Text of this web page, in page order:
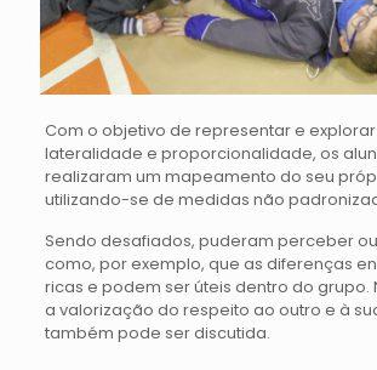
Com o objetivo de representar e
lateralidade e proporcionalidade, os
realizaram um mapeamento do seu
utilizando-se de medidas não
Sendo desafiados, puderam perceber
como, por exemplo, que as diferenças
ricas e podem ser úteis dentro do grupo.
a valorização do respeito ao outro e à
também pode ser discutida.